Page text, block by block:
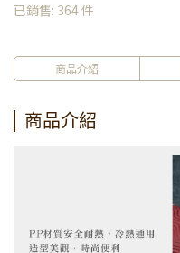
已銷售: 364 件
商品介紹
商品介紹